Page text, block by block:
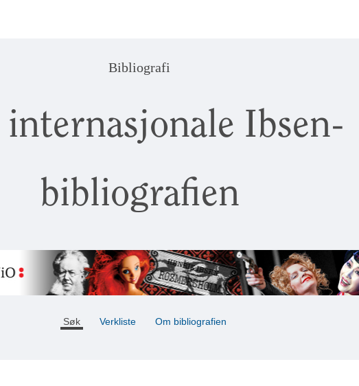
Bibliografi
internasjonale Ibsen-
bibliografien
Søk Verkliste Om bibliografien